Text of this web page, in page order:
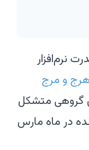
نرم‌افزار
هرج و مرج
گروهی متشکل
در ماه مارس